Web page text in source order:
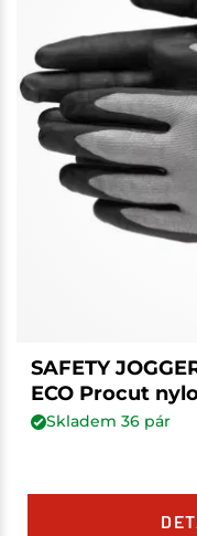
SAFETY
ECO Procut
Skladem 36pár